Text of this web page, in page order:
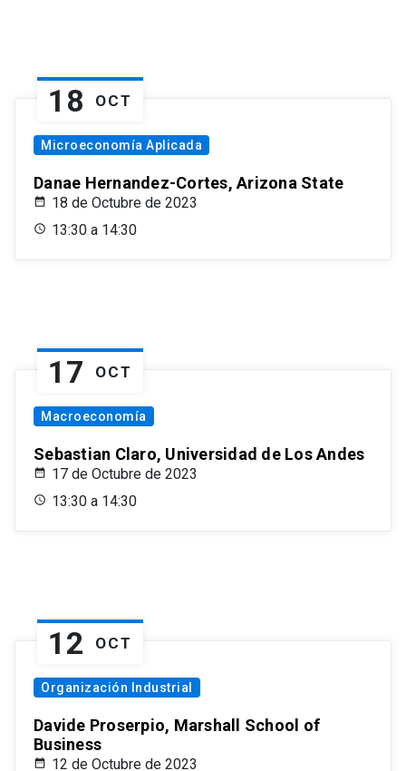
18 OCT
Microeconomía Aplicada
Danae Hernandez-Cortes, Arizona State
18 de Octubre de 2023
13:30 a 14:30
17 OCT
Macroeconomía
Sebastian Claro, Universidad de Los Andes
17 de Octubre de 2023
13:30 a 14:30
12 OCT
Organización Industrial
Davide Proserpio, Marshall School of
Business
12 de Octubre de 2023